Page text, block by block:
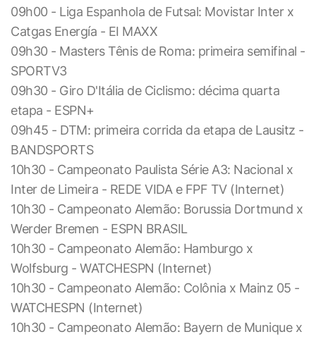
09h00 - Liga Espanhola de Futsal: Movistar Inter x
Catgas Energía - EI MAXX
09h30 - Masters Tênis de Roma: primeira semifinal -
SPORTV3
09h30 - Giro D'Itália de Ciclismo: décima quarta
etapa - ESPN+
09h45 - DTM: primeira corrida da etapa de Lausitz -
BANDSPORTS
10h30 - Campeonato Paulista Série A3: Nacional x
Inter de Limeira - REDE VIDA e FPF TV (Internet)
10h30 - Campeonato Alemão: Borussia Dortmund x
Werder Bremen - ESPN BRASIL
10h30 - Campeonato Alemão: Hamburgo x
Wolfsburg - WATCHESPN (Internet)
10h30 - Campeonato Alemão: Colônia x Mainz 05 -
WATCHESPN (Internet)
10h30 - Campeonato Alemão: Bayern de Munique x